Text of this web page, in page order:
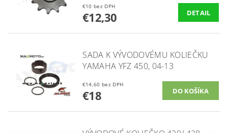
€10 bez DPH
€12,30 DETAIL
SADA K VÝVODOVÉMU KOLIEČKU
YAMAHA YFZ 450, 04-13
€14,60 bez DPH
€18